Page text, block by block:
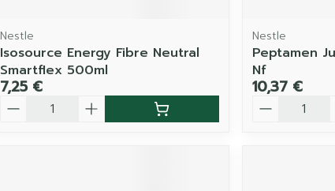
Nestle
Isosource Energy Fibre Neutral
Smartflex 500ml
7,25 €
Quantité
Nestle
Peptamen
Nf
10,37 €
Quantité